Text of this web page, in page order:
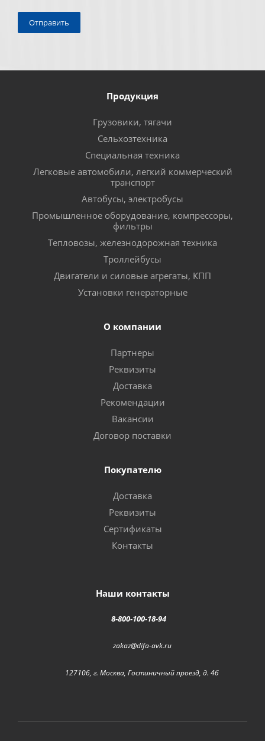
Продукция
Грузовики, тягачи
Сельхозтехника
Специальная техника
Легковые автомобили, легкий коммерческий
транспорт
Автобусы, электробусы
Промышленное оборудование, компрессоры,
фильтры
Тепловозы, железнодорожная техника
Троллейбусы
Двигатели и силовые агрегаты, КПП
Установки генераторные
О компании
Партнеры
Реквизиты
Доставка
Рекомендации
Вакансии
Договор поставки
Покупателю
Доставка
Реквизиты
Сертификаты
Контакты
Наши контакты
8-800-100-18-94
zakaz@difa-avk.ru
127106, г. Москва, Гостиничный проезд, д. 4б